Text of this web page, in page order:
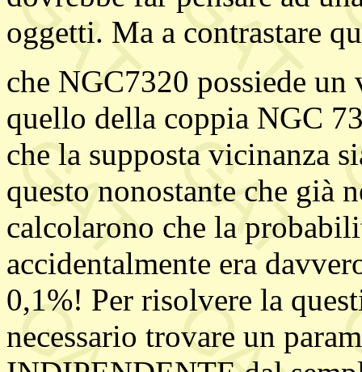
oggetti. Ma a contrastare
che NGC7320 possiede
quello della coppia NGC
che la supposta vicinanza
questo nonostante che già
calcolarono che la
accidentalmente era
0,1%! Per risolvere la
necessario trovare un